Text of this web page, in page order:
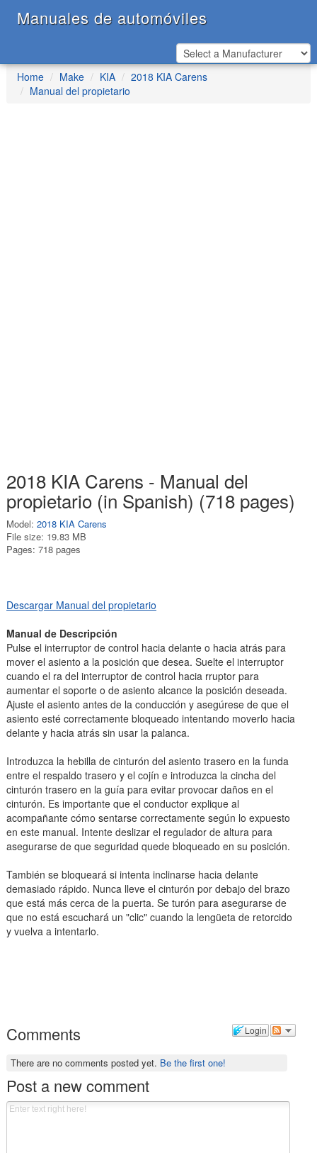
Manuales de automóviles
Home Make KIA
2018 KIA Carens
Manual del propietario
2018 KIA Carens - Manual del
propietario (in Spanish) (718 pages)
Model: 2018 KIA Carens
File size: 19.83 MB
Pages: 718 pages
Descargar Manual del propietario
Manual de Descripción
Pulse el interruptor de control hacia delante o hacia atrás para
mover el asiento a la posición que desea. Suelte el interruptor
cuando el ra del interruptor de control hacia rruptor para
aumentar el soporte o de asiento alcance la posición deseada.
Ajuste el asiento antes de la conducción y asegúrese de que el
asiento esté correctamente bloqueado intentando moverlo hacia
delante y hacia atrás sin usar la palanca.
Introduzca la hebilla de cinturón del asiento trasero en la funda
entre el respaldo trasero y el cojín e introduzca la cincha del
cinturón trasero en la guía para evitar provocar daños en el
cinturón. Es importante que el conductor explique al
acompañante cómo sentarse correctamente según lo expuesto
en este manual. Intente deslizar el regulador de altura para
asegurarse de que seguridad quede bloqueado en su posición.
También se bloqueará si intenta inclinarse hacia delante
demasiado rápido. Nunca lleve el cinturón por debajo del brazo
que está más cerca de la puerta. Se turón para asegurarse de
que no está escuchará un "clic" cuando la lengüeta de retorcido
y vuelva a intentarlo.
Login
Comments
There are no comments posted yet. Be the first one!
Post a new comment